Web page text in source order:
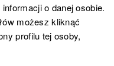
o danej osobie.
możesz kliknąć
profilu tej osoby,